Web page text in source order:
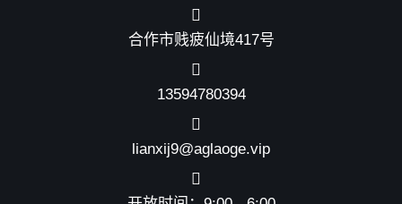
合作市贱疲仙境417号
13594780394
lianxij9@aglaoge.vip